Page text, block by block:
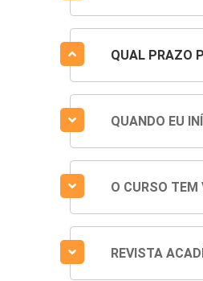
QUAL PRAZO
QUANDO EU
O CURSO TEM
REVISTA